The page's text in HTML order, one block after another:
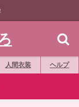
人間衣装 ヘルプ